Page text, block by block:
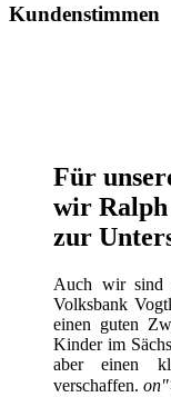
Kundenstimmen
Für
wir Ralph
zur
Auch wir sind
Volksbank
einen guten
Kinder im
aber einen
verschaffen.